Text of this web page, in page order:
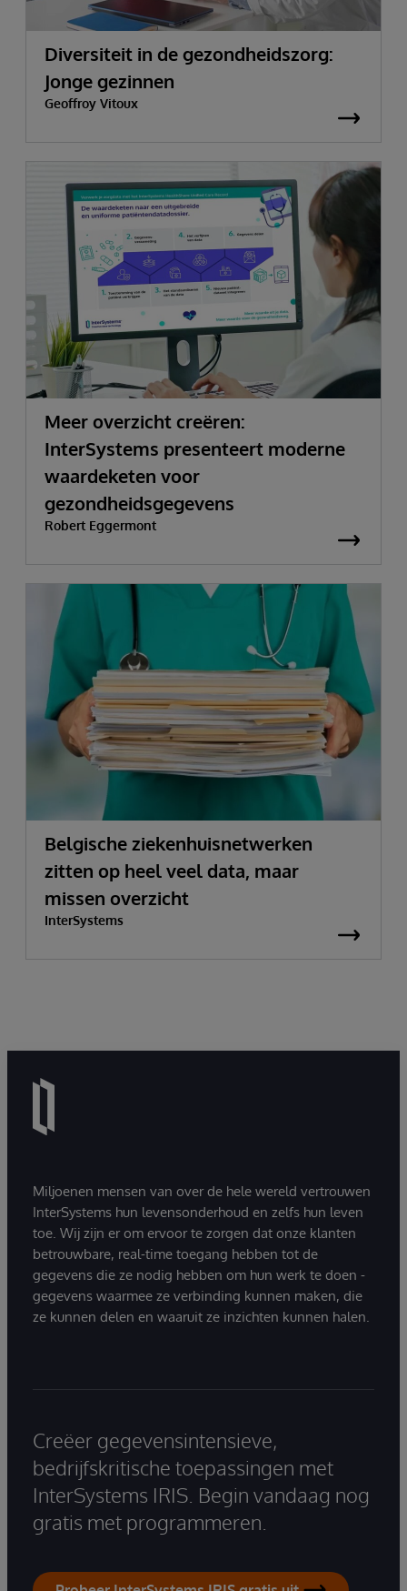
Diversiteit in de gezondheidszorg:
Jonge gezinnen
Geoffroy Vitoux
Meer overzicht creëren:
InterSystems presenteert moderne
waardeketen voor
gezondheidsgegevens
Robert Eggermont
Belgische ziekenhuisnetwerken
zitten op heel veel data, maar
missen overzicht
InterSystems
Miljoenen mensen van over de hele wereld vertrouwen
InterSystems hun levensonderhoud en zelfs hun leven
toe. Wij zijn er om ervoor te zorgen dat onze klanten
betrouwbare, real-time toegang hebben tot de
gegevens die ze nodig hebben om hun werk te doen -
gegevens waarmee ze verbinding kunnen maken, die
ze kunnen delen en waaruit ze inzichten kunnen halen.
Creëer gegevensintensieve,
bedrijfskritische toepassingen met
InterSystems IRIS. Begin vandaag nog
gratis met programmeren.